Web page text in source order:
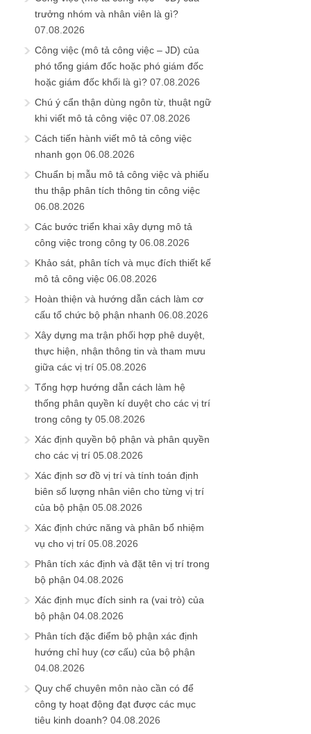
trưởng nhóm và nhân viên là gì?
07.08.2026
Công việc (mô tả công việc – JD) của
phó tổng giám đốc hoặc phó giám đốc
hoặc giám đốc khối là gì? 07.08.2026
Chú ý cẩn thận dùng ngôn từ, thuật ngữ
khi viết mô tả công việc 07.08.2026
Cách tiến hành viết mô tả công việc
nhanh gọn 06.08.2026
Chuẩn bị mẫu mô tả công việc và phiếu
thu thập phân tích thông tin công việc
06.08.2026
Các bước triển khai xây dựng mô tả
công việc trong công ty 06.08.2026
Khảo sát, phân tích và mục đích thiết kế
mô tả công việc 06.08.2026
Hoàn thiện và hướng dẫn cách làm cơ
cấu tổ chức bộ phận nhanh 06.08.2026
Xây dựng ma trận phối hợp phê duyệt,
thực hiện, nhận thông tin và tham mưu
giữa các vị trí 05.08.2026
Tổng hợp hướng dẫn cách làm hệ
thống phân quyền kí duyệt cho các vị trí
trong công ty 05.08.2026
Xác định quyền bộ phận và phân quyền
cho các vị trí 05.08.2026
Xác định sơ đồ vị trí và tính toán định
biên số lượng nhân viên cho từng vị trí
của bộ phận 05.08.2026
Xác định chức năng và phân bổ nhiệm
vụ cho vị trí 05.08.2026
Phân tích xác định và đặt tên vị trí trong
bộ phận 04.08.2026
Xác định mục đích sinh ra (vai trò) của
bộ phận 04.08.2026
Phân tích đặc điểm bộ phận xác định
hướng chỉ huy (cơ cấu) của bộ phận
04.08.2026
Quy chế chuyên môn nào cần có để
công ty hoạt động đạt được các mục
tiêu kinh doanh? 04.08.2026